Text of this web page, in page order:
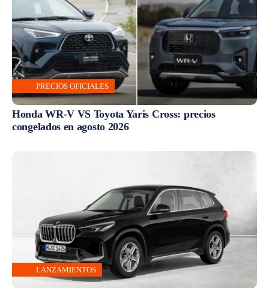
PRECIOS OFICIALES
Honda WR-V VS Toyota Yaris Cross: precios
congelados en agosto 2026
LANZAMIENTOS